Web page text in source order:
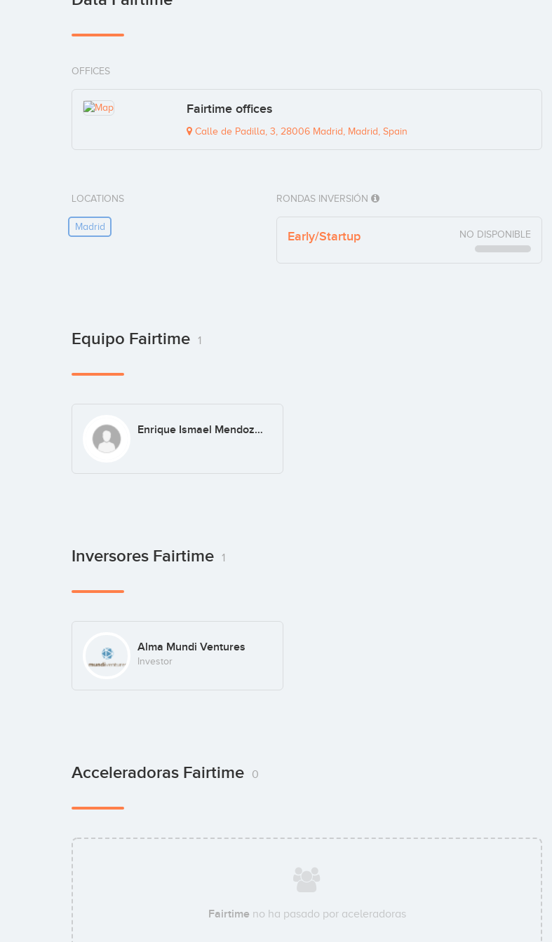
OFFICES
Fairtime offices
Calle de Padilla, 3, 28006 Madrid, Madrid, Spain
LOCATIONS
Madrid
RONDAS INVERSIÓN
Early/Startup NO DISPONIBLE
Equipo Fairtime 1
Enrique Ismael Mendoza Robaina
Inversores Fairtime 1
Alma Mundi Ventures
Investor
Acceleradoras Fairtime 0
Fairtimeno ha pasado por aceleradoras